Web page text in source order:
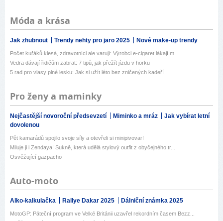
Móda a krása
Jak zhubnout Trendy nehty pro jaro 2025 Nové make-up trendy
Počet kuřáků klesá, zdravotníci ale varují: Výrobci e-cigaret lákají m...
Vedra dávají řidičům zabrat: 7 tipů, jak přežít jízdu v horku
5 rad pro vlasy plné lesku: Jak si užít léto bez zničených kadeří
Pro ženy a maminky
Nejčastější novoroční předsevzetí Miminko a mráz
Jak vybírat letní
dovolenou
Pět kamarádů spojilo svoje síly a otevřeli si minipivovar!
Miluje ji i Zendaya! Sukně, která udělá stylový outfit z obyčejného tr...
Osvěžující gazpacho
Auto-moto
Alko-kalkulačka Rallye Dakar 2025 Dálniční známka 2025
MotoGP: Páteční program ve Velké Británii uzavřel rekordním časem Bezz...